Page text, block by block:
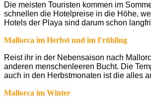
Die meisten Touristen kommen im
schnellen die Hotelpreise in die Höhe,
Hotels der Playa sind darum schon
Mallorca im Herbst und im Frühling
Reist ihr in der Nebensaison nach
anderen menschenleeren Bucht. Die
auch in den Herbstmonaten ist die alles
Mallorca im Winter